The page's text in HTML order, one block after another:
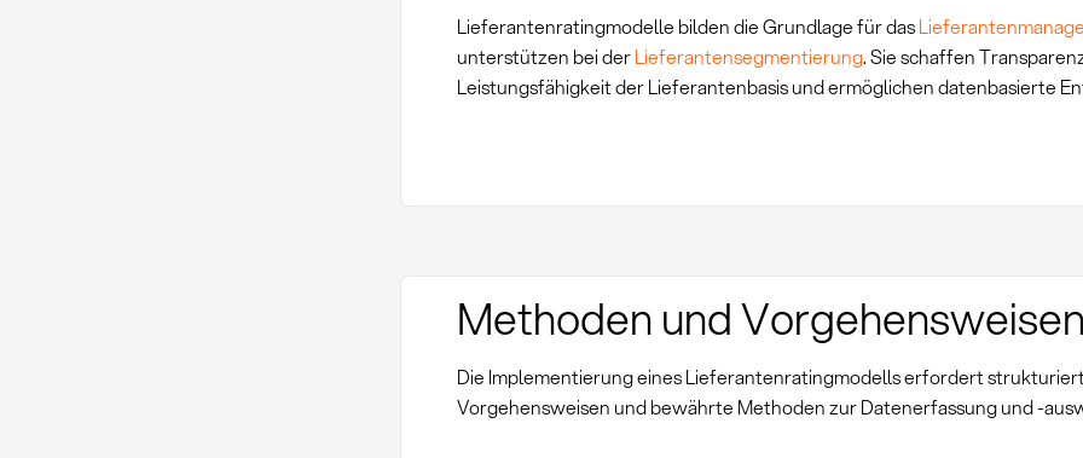
Lieferantenratingmodelle bilden die Grundlage für das
unterstützen bei derLieferantensegmentierung. Sie schaffen
Leistungsfähigkeit der Lieferantenbasis und ermöglichen datenbasierte
Methoden und Vorgehensweisen
Die Implementierung eines Lieferantenratingmodells erfordert
Vorgehensweisen und bewährte Methoden zur Datenerfassung und -